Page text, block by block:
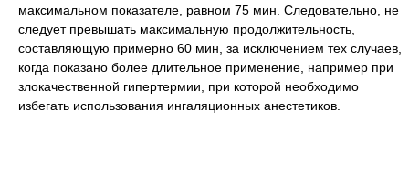
максимальном показателе, равном 75 мин. Следовательно, не
следует превышать максимальную продолжительность,
составляющую примерно 60 мин, за исключением тех случаев,
когда показано более длительное применение, например при
злокачественной гипертермии, при которой необходимо
избегать использования ингаляционных анестетиков.